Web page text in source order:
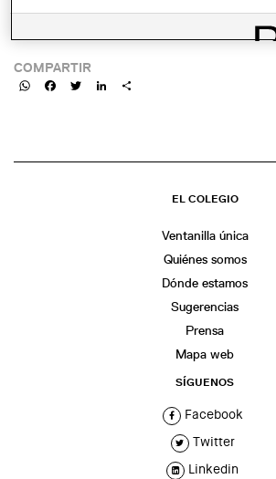
COMPARTIR
WhatsAppFacebookTwitterLinkedIn
EL COLEGIO
Ventanilla única
Quiénes somos
Dónde estamos
Sugerencias
Prensa
Mapa web
SÍGUENOS
Facebook
Twitter
Linkedin